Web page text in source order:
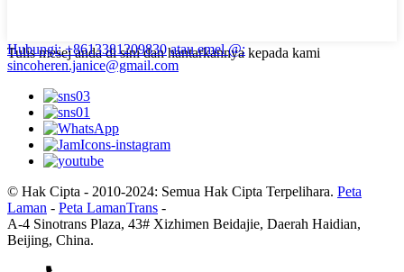
Tulis mesej anda di sini dan hantarkannya kepada kami
Hubungi: +8613381209830 atau emel @:
sincoheren.janice@gmail.com
© Hak Cipta - 2010-2024: Semua Hak Cipta Terpelihara. Peta
Laman - Peta LamanTrans -
A-4 Sinotrans Plaza, 43# Xizhimen Beidajie, Daerah Haidian,
Beijing, China.